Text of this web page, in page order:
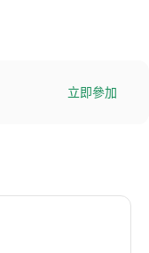
立即參加